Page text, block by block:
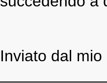
Inviato dal